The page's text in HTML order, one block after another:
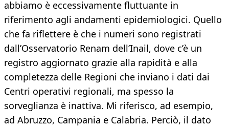
abbiamo è eccessivamente fluttuante in
riferimento agli andamenti epidemiologici. Quello
che fa riflettere è che i numeri sono registrati
dall’Osservatorio Renam dell’Inail, dove c’è un
registro aggiornato grazie alla rapidità e alla
completezza delle Regioni che inviano i dati dai
Centri operativi regionali, ma spesso la
sorveglianza è inattiva. Mi riferisco, ad esempio,
ad Abruzzo, Campania e Calabria. Perciò, il dato